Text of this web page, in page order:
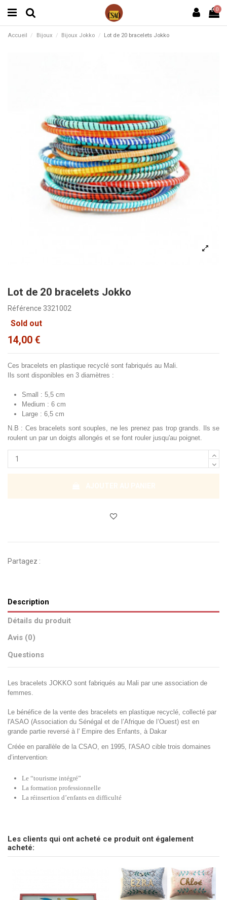
0
Accueil Bijoux Bijoux Jokko Lot de 20 bracelets Jokko
Lot de 20 bracelets Jokko
Référence 3321002
Sold out
14,00 €
Ces bracelets en plastique recyclé sont fabriqués au Mali.
Ils sont disponibles en 3 diamètres :
Small : 5,5 cm
Medium : 6 cm
Large : 6,5 cm
N.B : Ces bracelets sont souples, ne les prenez pas trop grands. Ils se
roulent un par un doigts allongés et se font rouler jusqu'au poignet.
Partagez :
Description
Détails du produit
Avis (0)
Questions
Les bracelets JOKKO sont fabriqués au Mali par une association de
femmes.
Le bénéfice de la vente des bracelets en plastique recyclé, collecté par
l'ASAO (Association du Sénégal et de l’Afrique de l’Ouest) est en
grande partie reversé à l' Empire des Enfants, à Dakar
Créée en parallèle de la CSAO, en 1995, l'ASAO cible trois domaines
d’intervention:
Le “tourisme intégré”
La formation professionnelle
La réinsertion d’enfants en difficulté
Soyez le premier à poser une question sur ce produit !
Les clients qui ont acheté ce produit ont également
acheté: